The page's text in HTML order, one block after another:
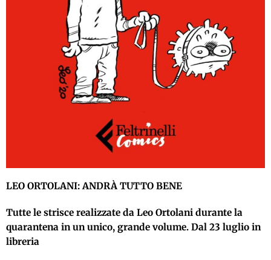
LEO ORTOLANI: ANDRÀ TUTTO BENE
Tutte le strisce realizzate da Leo Ortolani durante la
quarantena in un unico, grande volume. Dal 23 luglio in
libreria